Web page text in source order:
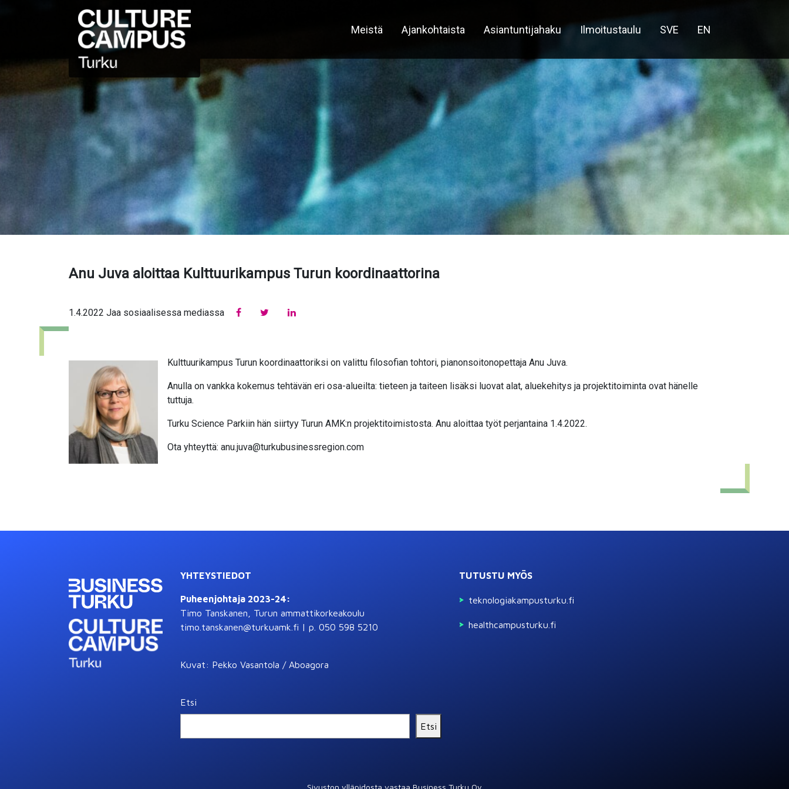
Meistä Ajankohtaista Asiantuntijahaku Ilmoitustaulu SVE EN
Anu Juva aloittaa Kulttuurikampus Turun koordinaattorina
1.4.2022 Jaa sosiaalisessa mediassa
Jaa
Jaa
Jaa
Kulttuurikampus Turun koordinaattoriksi on valittu filosofian tohtori, pianonsoitonopettaja Anu Juva.
Anulla on vankka kokemus tehtävän eri osa-alueilta: tieteen ja taiteen lisäksi luovat alat, aluekehitys ja projektitoiminta ovat hänelle
tuttuja.
Turku Science Parkiin hän siirtyy Turun AMK:n projektitoimistosta. Anu aloittaa työt perjantaina 1.4.2022.
Ota yhteyttä: anu.juva@turkubusinessregion.com
YHTEYSTIEDOT
Puheenjohtaja 2023-24:
Timo Tanskanen, Turun ammattikorkeakoulu
timo.tanskanen@turkuamk.fi | p. 050 598 5210
TUTUSTU MYÖS
teknologiakampusturku.fi
healthcampusturku.fi
Kuvat: Pekko Vasantola / Aboagora
Etsi
Etsi
Sivuston ylläpidosta vastaa Business Turku Oy